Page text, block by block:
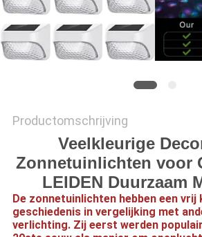
SITEMAP
PRIVACYBELEID
Productomschrijving
Veelkleurige
Zonnetuinlichten voor
LEIDEN Duurzaam
De zonnetuinlichten hebben een vrij
geschiedenis in vergelijking met
verlichting. Zij eerst werden